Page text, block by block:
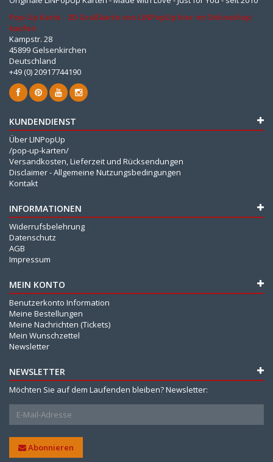
Pop-Up Karte - 3D Grußkarte von LINPopUp hier im Onlineshop
kaufen
Kampstr. 28
45899 Gelsenkirchen
Deutschland
+49 (0) 20917744190
KUNDENDIENST
Über LINPopUp
/pop-up-karten/
Versandkosten, Lieferzeit und Rücksendungen
Disclaimer - Allgemeine Nutzungsbedingungen
Kontakt
INFORMATIONEN
Widerrufsbelehrung
Datenschutz
AGB
Impressum
MEIN KONTO
Benutzerkonto Information
Meine Bestellungen
Meine Nachrichten (Tickets)
Mein Wunschzettel
Newsletter
NEWSLETTER
Möchten Sie auf dem Laufenden bleiben? Newsletter:
Abonnieren